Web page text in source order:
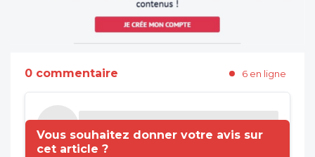
0 commentaire 6 en ligne
Vous souhaitez donner votre avis sur
cet article ?